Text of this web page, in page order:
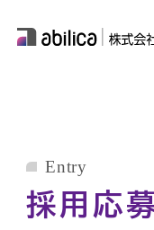
Entry
採用応